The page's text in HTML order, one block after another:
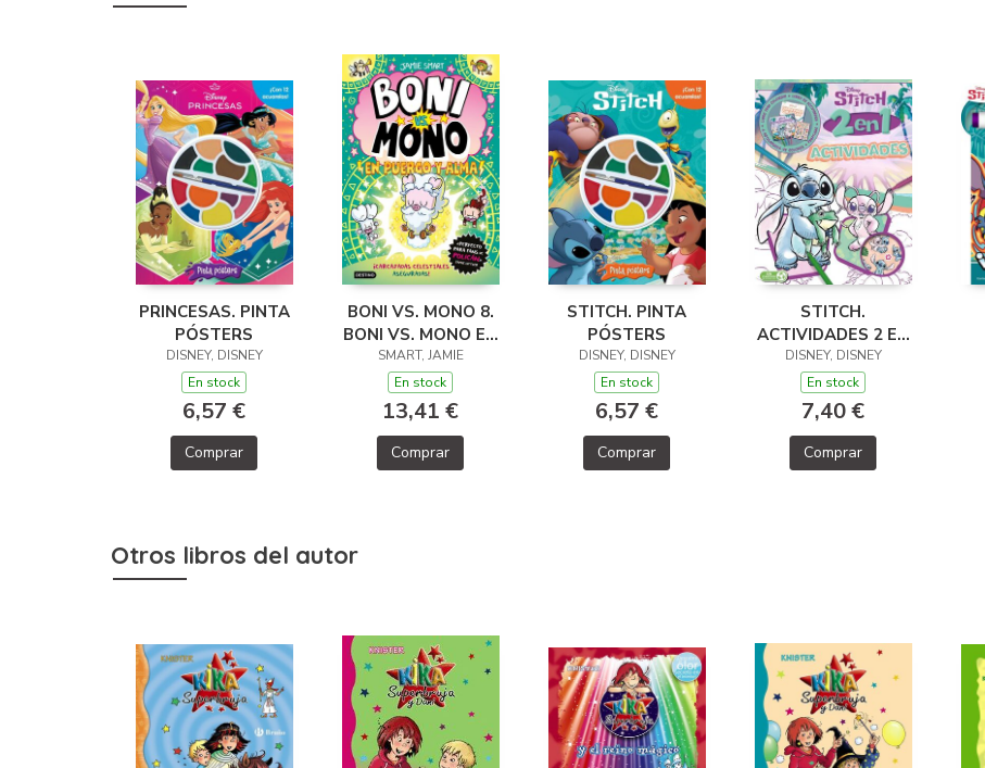
PRINCESAS. PINTA
PÓSTERS
DISNEY, DISNEY
En stock
6,57 €
Comprar
BONI VS. MONO 8.
BONI VS. MONO EN
PUERCO Y ALMA
SMART, JAMIE
En stock
13,41 €
Comprar
STITCH. PINTA
PÓSTERS
DISNEY, DISNEY
En stock
6,57 €
Comprar
STITCH.
ACTIVIDADES 2 EN
1
DISNEY, DISNEY
En stock
7,40 €
Comprar
Otros libros del autor